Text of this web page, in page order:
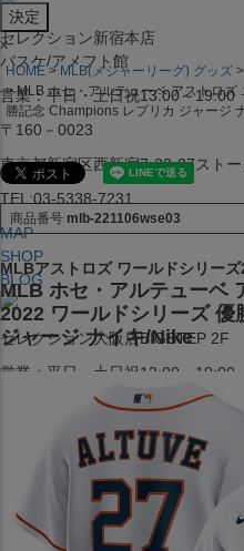
セレクション新宿本店
バスケ/アメフト館
営業：平日・土日祝13:00～19:00
〒160－0023
東京都新宿区西新宿7-22-37スト
TEL:03-5338-7231
MAP
SHOP
BLOG
セレクション大阪店BIGSTEP 2F
営業：平日・土日祝12:00～19:00
大阪府大阪市中央区西心斎橋1丁目
TEL:06-4708-3300
MAP
x
HOME MLB(メジャーリーグ) グッズ
MLB ホセ・アルテューベ アストロ
勝記念 Champions レプリカ ジャージ
商品番号 mlb-221106wse03
MLBアストロズ ワールドシリー
MLB ホセ・アルテューベ
2022 ワールドシリーズ
ジャージ ナイキ/Nike